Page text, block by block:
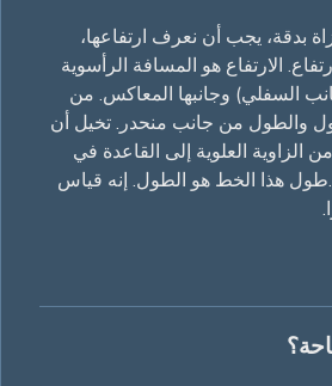
بدقة، يجب أن نعرف ارتفاعها،
الارتفاع هو المسافة الرأسوية
السفلي) وجانبها المعاكس. من
والطول من جانب منحدر. تخيل أن
العلوية إلى القاعدة في
90 درجة.طول هذا الخط هو الطول. إنه قياس